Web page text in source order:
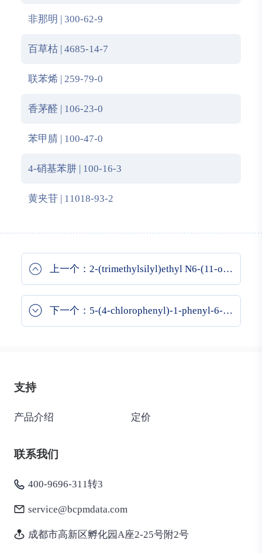
非那明 | 300-62-9
百草枯 | 4685-14-7
联苯烯 | 259-79-0
香茅醛 | 106-23-0
苯甲腈 | 100-47-0
4-硝基苯肼 | 100-16-3
黄夹苷 | 11018-93-2
上一个：2-(trimethylsilyl)ethyl N6-(11-oxo-2,3,6,7-tetrahydro-1H,5H,11H-pyrano[2,3-f]pyrido[3,2,1-ij]quinoline-10-carbonyl)-N2-((2-(3-oxo-2-(pent-2-en-1-yl)cyclopentyl)acetyl)-L-isoleucyl)-L-lysinate
下一个：5-(4-chlorophenyl)-1-phenyl-6-(o-tolyl)-1,5-dihydro-4H-pyrazolo[3,4-d]pyrimidin-4-one
支持
产品介绍 定价
联系我们
400-9696-311转3
service@bcpmdata.com
成都市高新区孵化园A座2-25号附2号